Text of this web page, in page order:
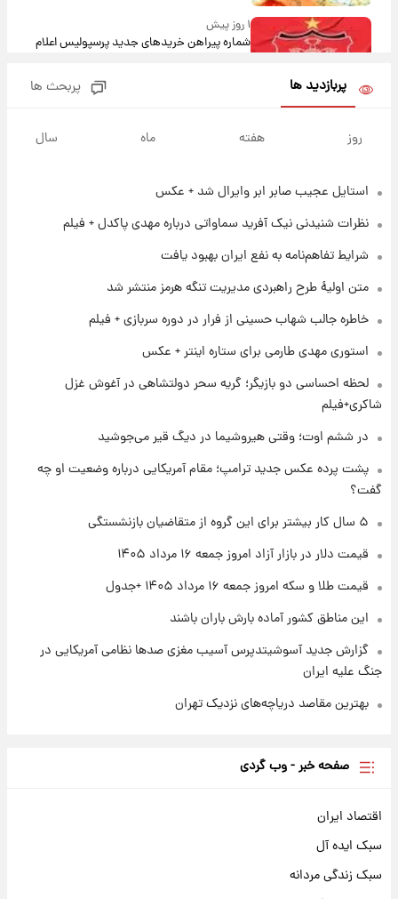
۱ روز پیش
شماره پیراهن خریدهای جدید پرسپولیس اعلام
شد+فیلم
۱ روز پیش
امروز پنجشنبه ۱۵ مرداد ۱۴۰۵ +جدول
قیمت طلا و سکه امروز پنجشنبه ۱۵ مرداد ۱۴۰۵
۱ روز پیش
شارژ جدید کالابرگ برای سه دهک؛ جزئیات اعلام
شد
۱ روز پیش
شرایط تازه فروش اقساطی سایپا اعلام شد؛
شاهین، کوییک، اطلس، سهند و ساینا با اقساط
۱ روز پیش
قیمت سکه و طلا فردا
پربازدید ها پربحث ها
روز هفته ماه سال
استایل عجیب صابر ابر وایرال شد + عکس
نظرات شنیدنی نیک آفرید سماواتی درباره مهدی پاکدل + فیلم
شرایط تفاهم‌نامه به نفع ایران بهبود یافت
متن اولیۀ طرح راهبردی مدیریت تنگه هرمز منتشر شد
خاطره جالب شهاب حسینی از فرار در دوره سربازی + فیلم
استوری مهدی طارمی برای ستاره اینتر + عکس
لحظه احساسی دو بازیگر؛ گریه سحر دولتشاهی در آغوش غزل
شاکری+فیلم
در ششم اوت؛ وقتی هیروشیما در دیگ قیر می‌جوشید
پشت پرده عکس جدید ترامپ؛ مقام آمریکایی درباره وضعیت او چه
گفت؟
۵ سال کار بیشتر برای این گروه از متقاضیان بازنشستگی
قیمت دلار در بازار آزاد امروز جمعه ۱۶ مرداد ۱۴۰۵
قیمت طلا و سکه امروز جمعه ۱۶ مرداد ۱۴۰۵ +جدول
این مناطق کشور آماده بارش باران باشند
گزارش جدید آسوشیتدپرس آسیب مغزی صدها نظامی آمریکایی در
جنگ علیه ایران
بهترین مقاصد دریاچه‌های نزدیک تهران
صفحه خبر - وب گردی
اقتصاد ایران
سبک ایده آل
سبک زندگی مردانه